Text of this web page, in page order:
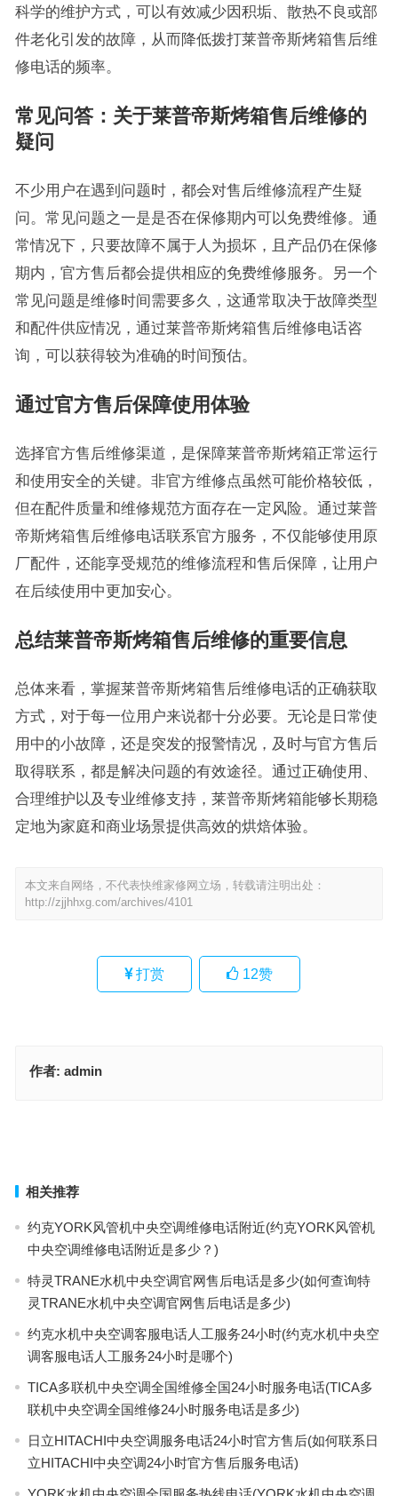
科学的维护方式，可以有效减少因积垢、散热不良或部
件老化引发的故障，从而降低拨打莱普帝斯烤箱售后维
修电话的频率。
常见问答：关于莱普帝斯烤箱售后维修的
疑问
不少用户在遇到问题时，都会对售后维修流程产生疑
问。常见问题之一是是否在保修期内可以免费维修。通
常情况下，只要故障不属于人为损坏，且产品仍在保修
期内，官方售后都会提供相应的免费维修服务。另一个
常见问题是维修时间需要多久，这通常取决于故障类型
和配件供应情况，通过莱普帝斯烤箱售后维修电话咨
询，可以获得较为准确的时间预估。
通过官方售后保障使用体验
选择官方售后维修渠道，是保障莱普帝斯烤箱正常运行
和使用安全的关键。非官方维修点虽然可能价格较低，
但在配件质量和维修规范方面存在一定风险。通过莱普
帝斯烤箱售后维修电话联系官方服务，不仅能够使用原
厂配件，还能享受规范的维修流程和售后保障，让用户
在后续使用中更加安心。
总结莱普帝斯烤箱售后维修的重要信息
总体来看，掌握莱普帝斯烤箱售后维修电话的正确获取
方式，对于每一位用户来说都十分必要。无论是日常使
用中的小故障，还是突发的报警情况，及时与官方售后
取得联系，都是解决问题的有效途径。通过正确使用、
合理维护以及专业维修支持，莱普帝斯烤箱能够长期稳
定地为家庭和商业场景提供高效的烘焙体验。
本文来自网络，不代表快维家修网立场，转载请注明出处：
http://zjjhhxg.com/archives/4101
打赏 12赞
作者: admin
相关推荐
约克YORK风管机中央空调维修电话附近(约克YORK风管机
中央空调维修电话附近是多少？)
特灵TRANE水机中央空调官网售后电话是多少(如何查询特
灵TRANE水机中央空调官网售后电话是多少)
约克水机中央空调客服电话人工服务24小时(约克水机中央空
调客服电话人工服务24小时是哪个)
TICA多联机中央空调全国维修全国24小时服务电话(TICA多
联机中央空调全国维修24小时服务电话是多少)
日立HITACHI中央空调服务电话24小时官方售后(如何联系日
立HITACHI中央空调24小时官方售后服务电话)